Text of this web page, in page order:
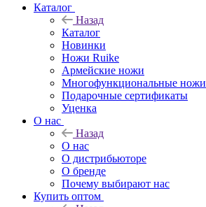
Каталог
Назад
Каталог
Новинки
Ножи Ruike
Армейские ножи
Многофункциональные ножи
Подарочные сертификаты
Уценка
О нас
Назад
О нас
О дистрибьюторе
О бренде
Почему выбирают нас
Купить оптом